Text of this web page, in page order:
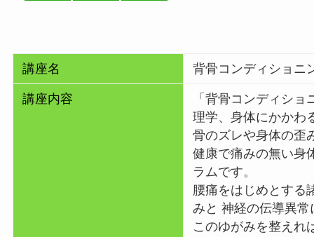
講座名 背骨コンディショニ
講座内容
「背骨コンディシ
理学、身体にかかわ
骨のズレや身体の歪
健康で痛みの無い身
ラムです。
腰痛をはじめとする
みと 神経の伝導異
このゆがみを整えれ